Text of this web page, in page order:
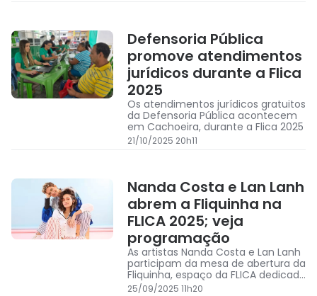
Defensoria Pública
promove atendimentos
jurídicos durante a Flica
2025
Os atendimentos jurídicos gratuitos
da Defensoria Pública acontecem
em Cachoeira, durante a Flica 2025
21/10/2025 20h11
Nanda Costa e Lan Lanh
abrem a Fliquinha na
FLICA 2025; veja
programação
As artistas Nanda Costa e Lan Lanh
participam da mesa de abertura da
Fliquinha, espaço da FLICA dedicado
às crianças
25/09/2025 11h20